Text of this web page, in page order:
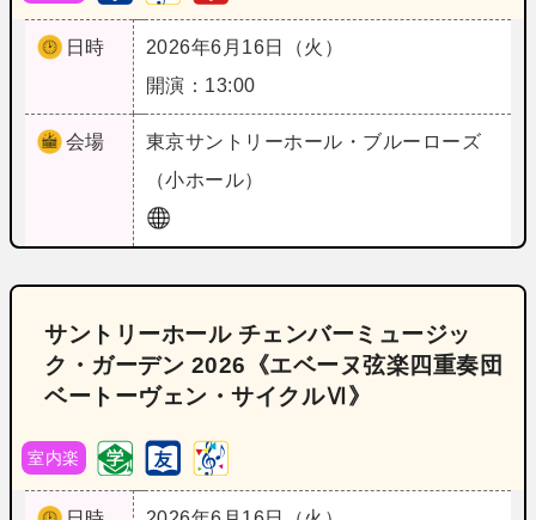
日時
2026年6月16日（火）
開演：13:00
会場 東京サントリーホール・ブルーローズ
（小ホール）
サントリーホール チェンバーミュージッ
ク・ガーデン 2026《エベーヌ弦楽四重奏団
ベートーヴェン・サイクルⅥ》
室内楽